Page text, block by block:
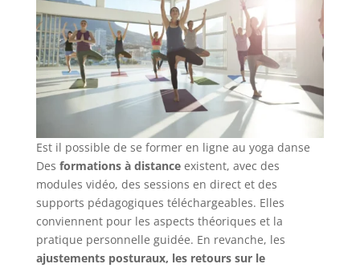
Est il possible de se former en ligne au yoga danse
Des formations à distanceexistent, avec des
modules vidéo, des sessions en direct et des
supports pédagogiques téléchargeables. Elles
conviennent pour les aspects théoriques et la
pratique personnelle guidée. En revanche, les
ajustements posturaux, les retours sur le